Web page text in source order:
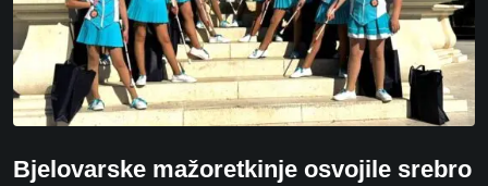
Bjelovarske mažoretkinje osvojile srebro